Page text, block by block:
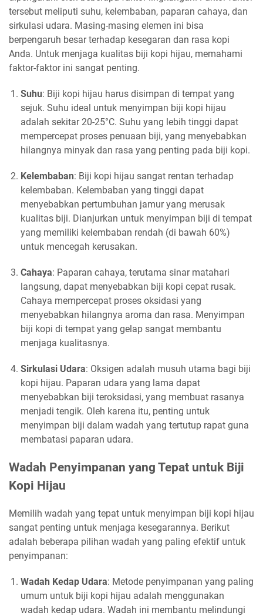
tersebut meliputi suhu, kelembaban, paparan cahaya, dan
sirkulasi udara. Masing-masing elemen ini bisa
berpengaruh besar terhadap kesegaran dan rasa kopi
Anda. Untuk menjaga kualitas biji kopi hijau, memahami
faktor-faktor ini sangat penting.
Suhu: Biji kopi hijau harus disimpan di tempat yang
sejuk. Suhu ideal untuk menyimpan biji kopi hijau
adalah sekitar 20-25°C. Suhu yang lebih tinggi dapat
mempercepat proses penuaan biji, yang menyebabkan
hilangnya minyak dan rasa yang penting pada biji kopi.
Kelembaban: Biji kopi hijau sangat rentan terhadap
kelembaban. Kelembaban yang tinggi dapat
menyebabkan pertumbuhan jamur yang merusak
kualitas biji. Dianjurkan untuk menyimpan biji di tempat
yang memiliki kelembaban rendah (di bawah 60%)
untuk mencegah kerusakan.
Cahaya: Paparan cahaya, terutama sinar matahari
langsung, dapat menyebabkan biji kopi cepat rusak.
Cahaya mempercepat proses oksidasi yang
menyebabkan hilangnya aroma dan rasa. Menyimpan
biji kopi di tempat yang gelap sangat membantu
menjaga kualitasnya.
Sirkulasi Udara: Oksigen adalah musuh utama bagi biji
kopi hijau. Paparan udara yang lama dapat
menyebabkan biji teroksidasi, yang membuat rasanya
menjadi tengik. Oleh karena itu, penting untuk
menyimpan biji dalam wadah yang tertutup rapat guna
membatasi paparan udara.
Wadah Penyimpanan yang Tepat untuk Biji
Kopi Hijau
Memilih wadah yang tepat untuk menyimpan biji kopi hijau
sangat penting untuk menjaga kesegarannya. Berikut
adalah beberapa pilihan wadah yang paling efektif untuk
penyimpanan:
Wadah Kedap Udara: Metode penyimpanan yang paling
umum untuk biji kopi hijau adalah menggunakan
wadah kedap udara. Wadah ini membantu melindungi